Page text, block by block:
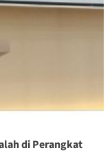
di Perangkat